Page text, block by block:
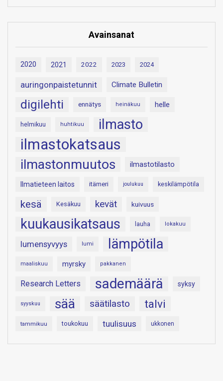
Avainsanat
2020 2021 2022 2023 2024
auringonpaistetunnit Climate Bulletin
digilehti ennätys heinäkuu helle
helmikuu huhtikuu ilmasto
ilmastokatsaus
ilmastonmuutos ilmastotilasto
Ilmatieteen laitos itämeri joulukuu keskilämpötila
kesä Kesäkuu kevät kuivuus
kuukausikatsaus lauha lokakuu
lumensyvyys lumi lämpötila
maaliskuu myrsky pakkanen
Research Letters sademäärä syksy
syyskuu sää säätilasto talvi
tammikuu toukokuu tuulisuus ukkonen